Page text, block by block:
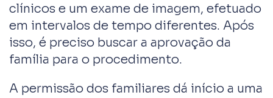
clínicos e um exame de imagem, efetuado
em intervalos de tempo diferentes. Após
isso, é preciso buscar a aprovação da
família para o procedimento.
A permissão dos familiares dá início a uma